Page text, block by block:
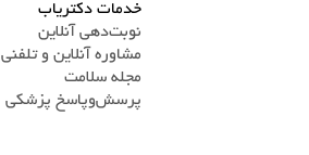
خدمات دکتریاب
نوبت‌دهی آنلاین
مشاوره آنلاین و تلفنی
مجله سلامت
پرسش‌و‌پاسخ پزشکی